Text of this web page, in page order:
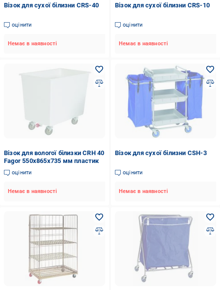
Візок для сухої білизни CRS-40
оцінити
Немає в наявності
Візок для сухої білизни CRS-10
оцінити
Немає в наявності
Візок для вологої білизки CRH 40
Fagor 550x865х735 мм пластик
оцінити
Немає в наявності
Візок для сухої білизни CSH-3
оцінити
Немає в наявності